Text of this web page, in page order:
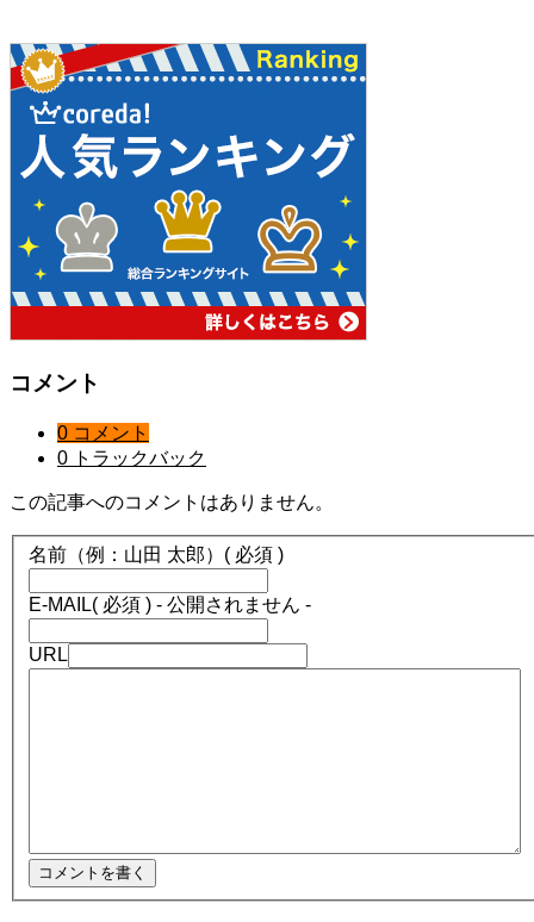
コメント
0 コメント
0 トラックバック
この記事へのコメントはありません。
名前（例：山田 太郎） ( 必須 )
E-MAIL( 必須 ) - 公開されません -
URL